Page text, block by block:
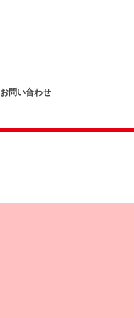
お問い合わせ